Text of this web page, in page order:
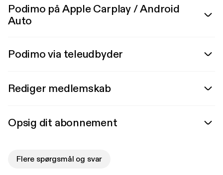
Podimo på Apple Carplay / Android
Auto
Podimo via teleudbyder
Rediger medlemskab
Opsig dit abonnement
Flere spørgsmål og svar